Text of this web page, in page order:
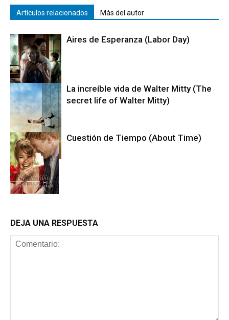
Artículos relacionados Más del autor
Cine
Aires de Esperanza (Labor Day)
Cine
La increíble vida de Walter Mitty (The
secret life of Walter Mitty)
Cuestión de Tiempo (About Time)
DEJA UNA RESPUESTA